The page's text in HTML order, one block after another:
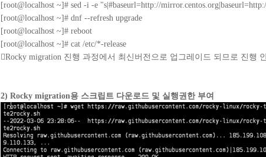
[root@localhost ~]# sed -i -e "s|#baseurl=http://
[root@localhost ~]# dnf --refresh upgrade
[root@localhost ~]# reboot
[root@localhost ~]# cat /etc/*-release
Rocky migration 진행 과정에서 최신버전으로 업그레이드 되므로 진행
2) Rocky migration용 스크립트 다운로드 및 실행권한 부여